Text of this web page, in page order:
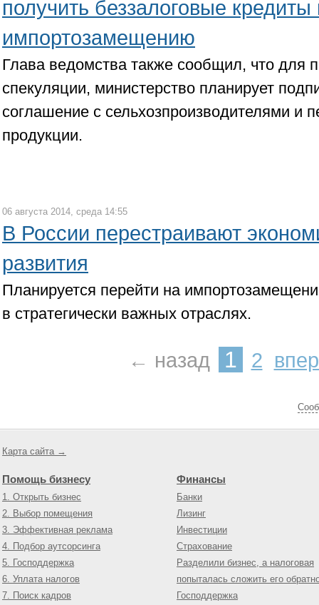
получить беззалоговые
импортозамещению
Глава ведомства также сообщил, что для
спекуляции, министерство планирует
соглашение с сельхозпроизводителями и
продукции.
06 августа 2014, среда 14:55
В России перестраивают
развития
Планируется перейти на
в стратегически важных отраслях.
← назад 1 2
Карта сайта →
Помощь бизнесу
1. Открыть бизнес
2. Выбор помещения
3. Эффективная реклама
4. Подбор аутсорсинга
5. Господдержка
6. Уплата налогов
7. Поиск кадров
Финансы
Банки
Лизинг
Инвестиции
Страхование
Разделили бизнес, а налоговая
попыталась сложить его
Господдержка